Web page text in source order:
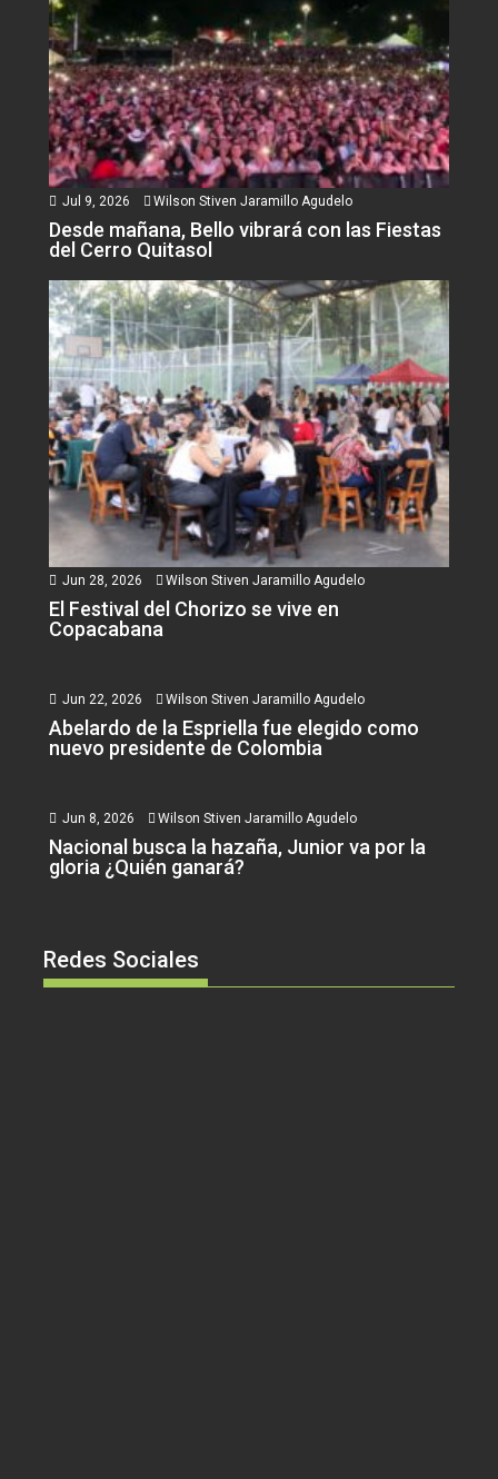
Jul 9, 2026 Wilson Stiven Jaramillo Agudelo
Desde mañana, Bello vibrará con las Fiestas
del Cerro Quitasol
Jun 28, 2026 Wilson Stiven Jaramillo Agudelo
El Festival del Chorizo se vive en
Copacabana
Jun 22, 2026 Wilson Stiven Jaramillo Agudelo
Abelardo de la Espriella fue elegido como
nuevo presidente de Colombia
Jun 8, 2026 Wilson Stiven Jaramillo Agudelo
Nacional busca la hazaña, Junior va por la
gloria ¿Quién ganará?
Redes Sociales